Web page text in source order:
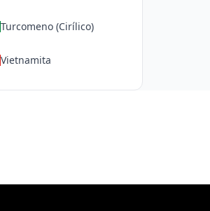
Turcomeno (Cirílico)
Vietnamita